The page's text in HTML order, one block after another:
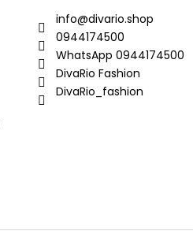
info@divario.shop
0944174500
WhatsApp 0944174500
DivaRio Fashion
DivaRio_fashion